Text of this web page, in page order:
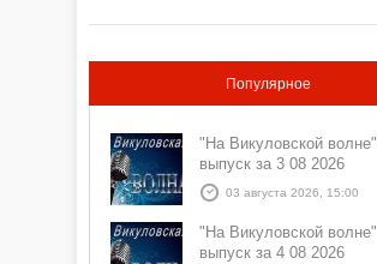
Популярное
"На Викуловской волне"
выпуск за 3 08 2026
03 августа 2026, 15:00
"На Викуловской волне"
выпуск за 4 08 2026